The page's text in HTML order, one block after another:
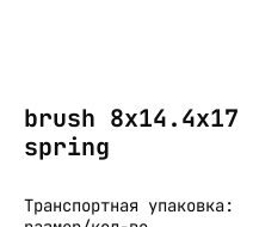
brush 8x14.4x17
spring
Транспортная упаковка: